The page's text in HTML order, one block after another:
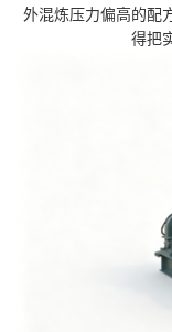
外混炼压力偏高的配
得把